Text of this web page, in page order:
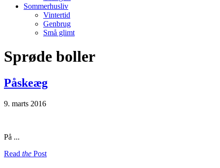
Sommerhusliv
Vintertid
Genbrug
Små glimt
Sprøde boller
Påskeæg
9. marts 2016
På ...
Read the Post